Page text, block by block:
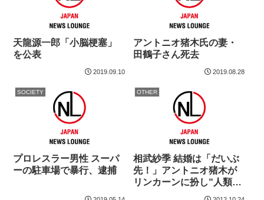
天龍源一郎「小脳梗塞」
を公表
2019.09.10
アントニオ猪木氏の妻・
田鶴子さん死去
2019.08.28
SOCIETY
プロレスラー男性 スーパ
ーの駐車場で暴行、逮捕
OTHER
相武紗季 結婚は「だいぶ
先！」アントニオ猪木が
リンカーンに扮し“人類解